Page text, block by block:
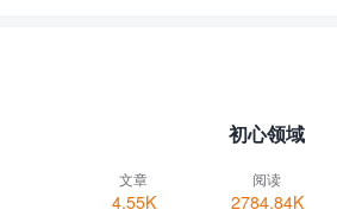
初心领域
文章
4.55K
阅读
2784.84K